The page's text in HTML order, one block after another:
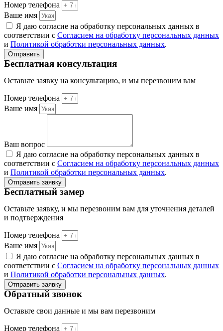
Номер телефона
Ваше имя
Я даю согласие на обработку персональных данных в
соответствии с Согласием на обработку персональных данных
и Политикой обработки персональных данных.
Отправить
Бесплатная консультация
Оставьте заявку на консультацию, и мы перезвоним вам
Номер телефона
Ваше имя
Ваш вопрос
Я даю согласие на обработку персональных данных в
соответствии с Согласием на обработку персональных данных
и Политикой обработки персональных данных.
Отправить заявку
Бесплатный замер
Оставьте заявку, и мы перезвоним вам для уточнения деталей
и подтверждения
Номер телефона
Ваше имя
Я даю согласие на обработку персональных данных в
соответствии с Согласием на обработку персональных данных
и Политикой обработки персональных данных.
Отправить заявку
Обратный звонок
Оставьте свои данные и мы вам перезвоним
Номер телефона